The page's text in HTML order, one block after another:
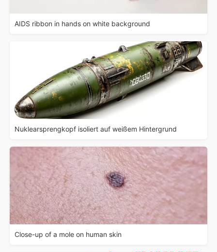
AIDS ribbon in hands on white background
Nuklearsprengkopf isoliert auf weißem Hintergrund
Close-up of a mole on human skin